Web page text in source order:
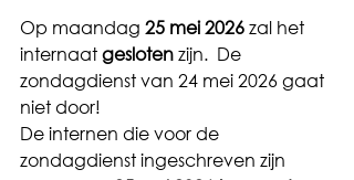
Op maandag 25 mei 2026 zal het
internaat gesloten zijn.  De
zondagdienst van 24 mei 2026 gaat
niet door!
De internen die voor de
zondagdienst ingeschreven zijn